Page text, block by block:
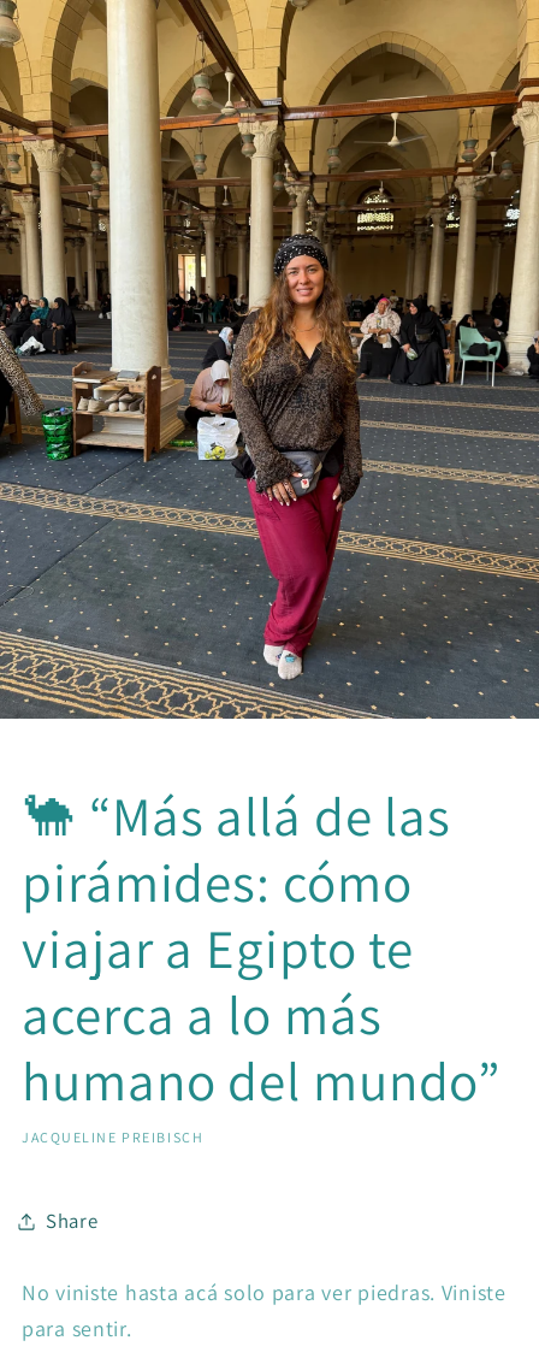
Ir
directamente
al contenido
🐪 “Más allá de las
pirámides: cómo
viajar a Egipto te
acerca a lo más
humano del mundo”
JACQUELINE PREIBISCH
Share
No viniste hasta acá solo para ver piedras. Viniste
para sentir.